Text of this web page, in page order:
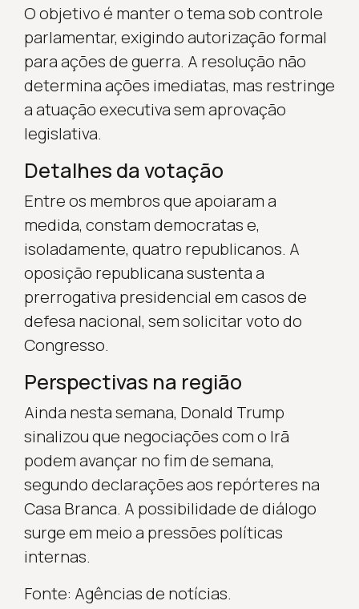
O objetivo é manter o tema sob controle
parlamentar, exigindo autorização formal
para ações de guerra. A resolução não
determina ações imediatas, mas restringe
a atuação executiva sem aprovação
legislativa.
Detalhes da votação
Entre os membros que apoiaram a
medida, constam democratas e,
isoladamente, quatro republicanos. A
oposição republicana sustenta a
prerrogativa presidencial em casos de
defesa nacional, sem solicitar voto do
Congresso.
Perspectivas na região
Ainda nesta semana, Donald Trump
sinalizou que negociações com o Irã
podem avançar no fim de semana,
segundo declarações aos repórteres na
Casa Branca. A possibilidade de diálogo
surge em meio a pressões políticas
internas.
Fonte: Agências de notícias.